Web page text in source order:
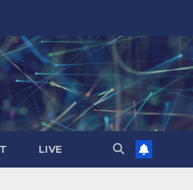
LIVE